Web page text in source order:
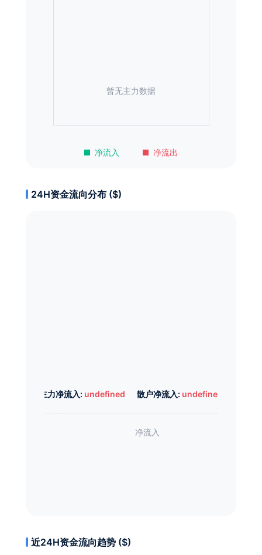
净流入 净流出
暂无主力数据
24H资金流向分布 ($)
主力净流入: undefined 散户净流入: undefined
近24H资金流向趋势 ($)